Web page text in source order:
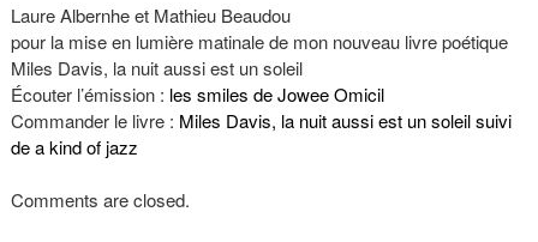
Laure Albernhe et Mathieu Beaudou
pour la mise en lumière matinale de mon nouveau livre poétique
Miles Davis, la nuit aussi est un soleil
Écouter l’émission : les smiles de Jowee Omicil
Commander le livre : Miles Davis, la nuit aussi est un soleil suivi
de a kind of jazz
Comments are closed.